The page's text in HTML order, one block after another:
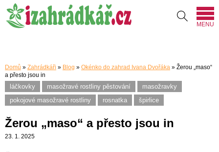
MENU
Domů » Zahrádkáři » Blog » Okénko do zahrad Ivana Dvořáka » Žerou „maso“
a přesto jsou in
láčkovky masožravé rostliny pěstování
masožravky
pokojové masožravé rostliny
rosnatka špirlice
Žerou „maso“ a přesto jsou in
23. 1. 2025